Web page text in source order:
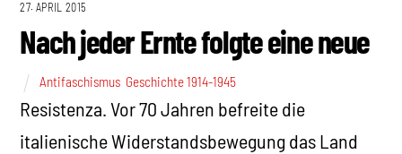
27. APRIL 2015
Nach jeder Ernte folgte eine neue
Antifaschismus Geschichte 1914-1945
Resistenza. Vor 70 Jahren befreite die
italienische Widerstandsbewegung das Land